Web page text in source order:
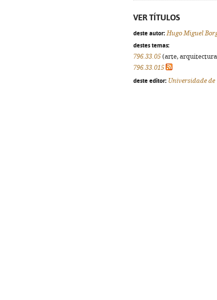
VER TÍTULOS
deste autor: Hugo Miguel
destes temas:
796.33.05 (arte,
796.33.015
deste editor: Universidade de